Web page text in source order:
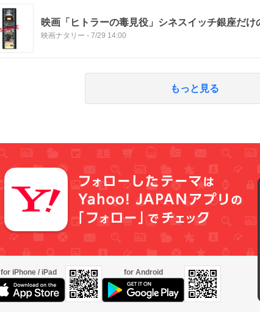
映画「ヒトラーの毒見役」シネスイッチ銀座だけ
映画ナタリー - 7/29 14:00
もっと見る
for iPhone / iPad for Android